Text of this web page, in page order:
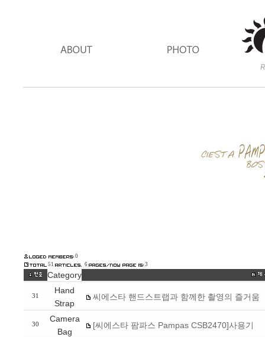
0
51
6 3
Category
31
Hand
Strap
씨에스타 핸드스트랩과 함께한 촬영의 즐거움
30
Camera
Bag
[씨에스타 팜파스 Pampas CSB2470]사용기